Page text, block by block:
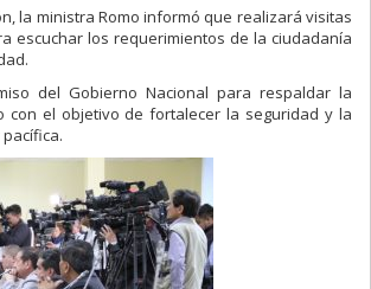
la ministra Romo informó que realizará visitas
escuchar los requerimientos de la ciudadanía
del Gobierno Nacional para respaldar la
con el objetivo de fortalecer la seguridad y la